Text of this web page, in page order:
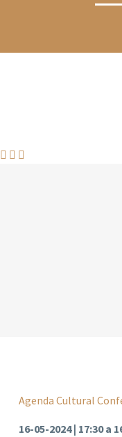
  
Agenda Cultural
16-05-2024 | 17:30 a